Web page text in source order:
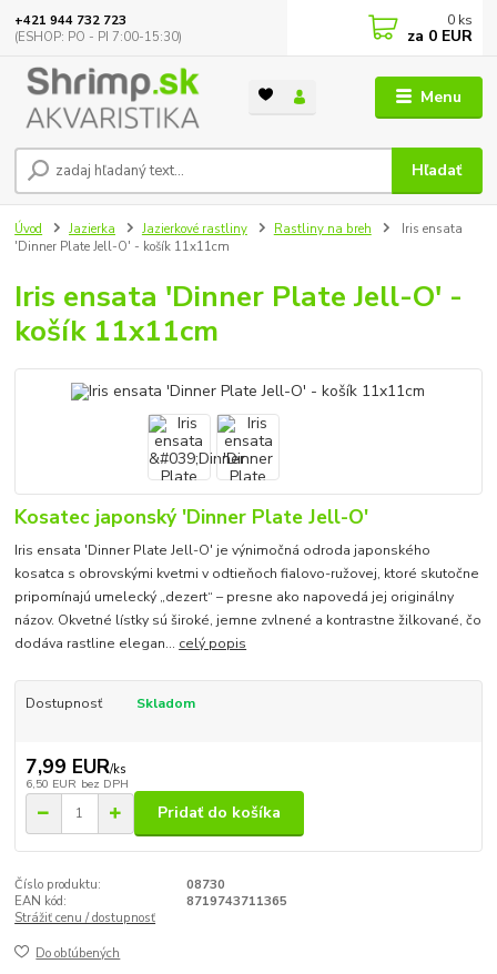
Menu
Hľadať
+421 944 732 723
(ESHOP: PO - PI 7:00-15:30)
0 ks
za 0 EUR
Úvod Jazierka Jazierkové rastliny Rastliny na breh
Iris ensata
'Dinner Plate Jell-O' - košík 11x11cm
Iris ensata 'Dinner Plate Jell-O' -
košík 11x11cm
Kosatec japonský 'Dinner Plate Jell-O'
Iris ensata 'Dinner Plate Jell-O' je výnimočná odroda japonského
kosatca s obrovskými kvetmi v odtieňoch fialovo-ružovej, ktoré skutočne
pripomínajú umelecký „dezert“ – presne ako napovedá jej originálny
názov. Okvetné lístky sú široké, jemne zvlnené a kontrastne žilkované, čo
dodáva rastline elegan... celý popis
Dostupnosť Skladom
7,99 EUR/ks
6,50 EUR bez DPH
Pridať do košíka
Číslo produktu:
08730
EAN kód:
8719743711365
Strážiť cenu / dostupnosť
Do obľúbených